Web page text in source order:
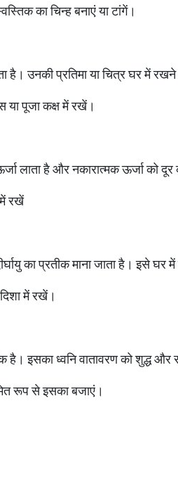
का चिन्ह बनाएं या टांगें।
है। उनकी प्रतिमा या चित्र घर में
या पूजा कक्ष में रखें।
लाता है और नकारात्मक ऊर्जा को दूर
में रखें
का प्रतीक माना जाता है। इसे
में रखें।
है। इसका ध्वनि वातावरण को शुद्ध और
रूप से इसका बजाएं।